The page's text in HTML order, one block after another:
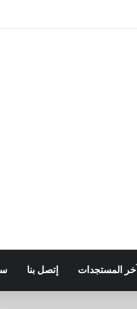
آخر المستجدات إتصل بنا